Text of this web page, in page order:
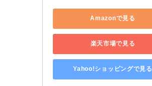
Amazonで見る
楽天市場で見る
Yahoo!ショッピングで見る